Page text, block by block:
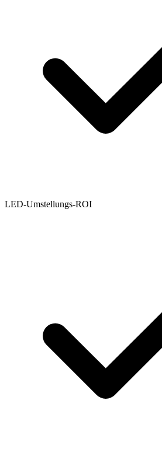
LED-Umstellungs-ROI